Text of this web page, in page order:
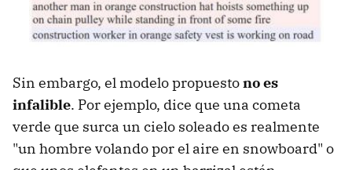
Sin embargo, el modelo propuestono es
infalible. Por ejemplo, dice que una cometa
verde que surca un cielo soleado es realmente
"un hombre volando por el aire en snowboard" o